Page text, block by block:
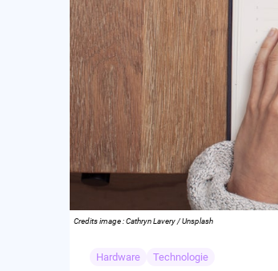
Credits image : Cathryn Lavery / Unsplash
Hardware Technologie